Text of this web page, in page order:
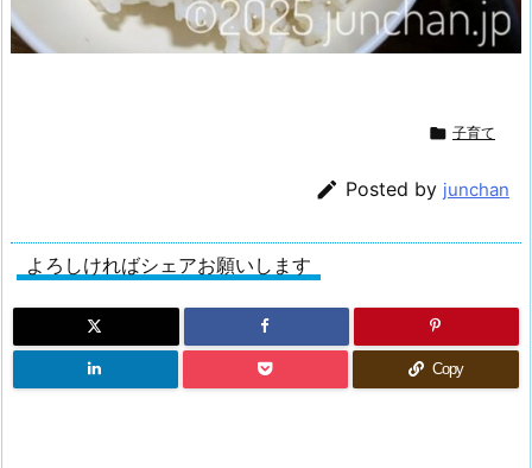
 子育て
 Posted by junchan
よろしければシェアお願いします
Copy